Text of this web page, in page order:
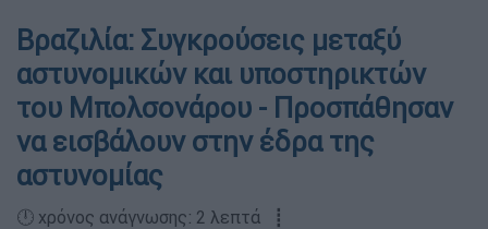
Βραζιλία: Συγκρούσεις μεταξύ
αστυνομικών και υποστηρικτών
του Μπολσονάρου - Προσπάθησαν
να εισβάλουν στην έδρα της
αστυνομίας
🕛 χρόνος ανάγνωσης: 2 λεπτά ┋